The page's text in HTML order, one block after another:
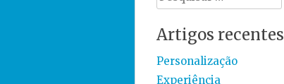
por:
Artigos recentes
Personalização
Experiência